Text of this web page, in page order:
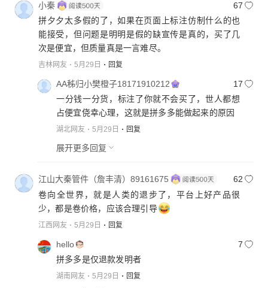
小秦
67
拼夕夕太多假的了，如果在页面上标注仿制什么的也
能接受，但问题是明明是假的缺宣传是真的，买了几
次是便宜，但质量真是一言难尽。
吉林网友 5月29日 回复
AA秭归小樊橙子18171910212
17
一分钱一分货，标注了你就不会买了，世人都想
占便宜侥幸心理，这就是拼多多能做起来的原因
湖北网友 5月29日 回复
展开更多回复
江山大秦管件（詹丰清）89161675
62
卷向全世界，就是人类的退步了，平台上好产品很
少，都是卷价格，应该合理引导
江西网友 5月29日 回复
hello
7
拼多多是仅退款发明者
湖南网友 5月29日 回复